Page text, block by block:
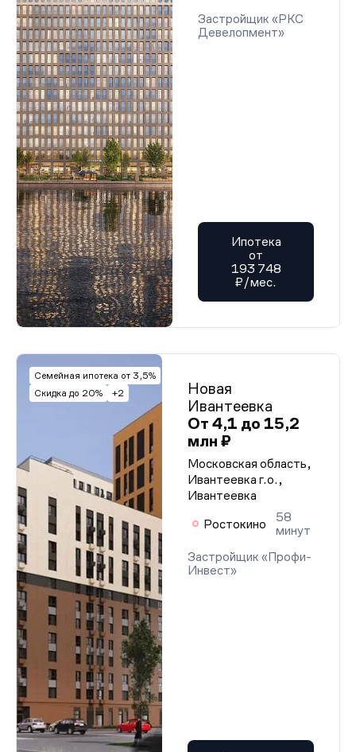
Застройщик «РКС
Девелопмент»
Ипотека
от
193 748
₽/мес.
Семейная ипотека от 3,5%
Скидка до 20%
+2
Новая
Ивантеевка
От 4,1 до 15,2
млн ₽
Московская область,
Ивантеевка г.о.,
Ивантеевка
Ростокино
58
минут
Застройщик «Профи-
Инвест»